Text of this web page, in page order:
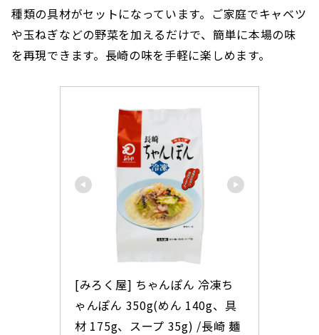
種類の具材がセットになっています。ご家庭でキャベツ
や玉ねぎなどの野菜を加えるだけで、簡単に本場の味
を再現できます。長崎の味を手軽に楽しめます。
[みろく屋] ちゃんぽん 冷凍ち
ゃんぽん 350g(めん 140g、具
材 175g、スープ 35g) /長崎 麺